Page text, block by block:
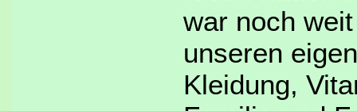
war noch
unseren
Kleidung,